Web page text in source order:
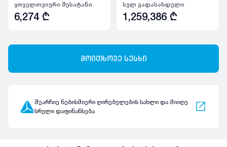
ყოველთვიური შესატანი
6,274 ₾
სულ გადასახდელი
1,259,386 ₾
მოითხოვე სესხი
შეარჩიე ნებისმიერი ღირებულების სახლი და მიიღე
სრული დაფინანსება